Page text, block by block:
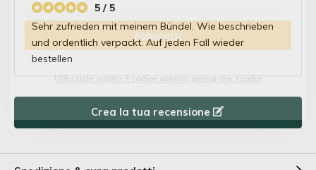
5 / 5
Sehr zufrieden mit meinem Bündel. Wie beschrieben
und ordentlich verpackt. Auf jeden Fall wieder
bestellen
Crea la tua recensione
Abbonarsi
Utilizzate subito il codice sconto, prima che scada!